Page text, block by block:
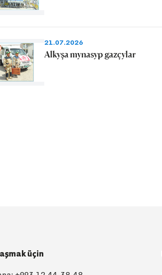
21.07.2026
Alkyşa mynasyp gazçylar
üçin